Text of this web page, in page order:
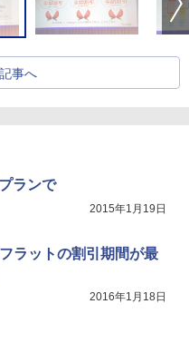
事へ
ランで
2015年1月19日
ラットの割引期間が最
2016年1月18日